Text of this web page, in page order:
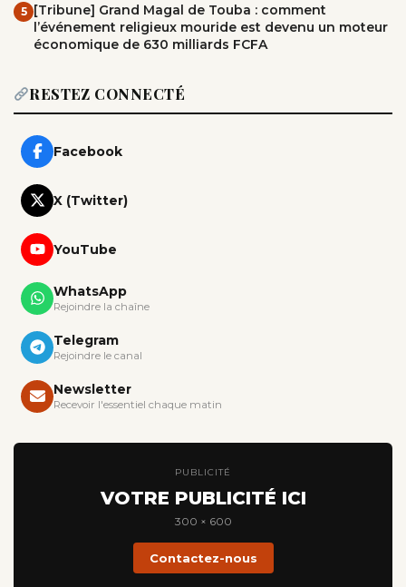
5 [Tribune] Grand Magal de Touba : comment
l’événement religieux mouride est devenu un moteur
économique de 630 milliards FCFA
RESTEZ CONNECTÉ
Facebook
X (Twitter)
YouTube
WhatsApp
Rejoindre la chaîne
Telegram
Rejoindre le canal
Newsletter
Recevoir l'essentiel chaque matin
PUBLICITÉ
VOTRE PUBLICITÉ ICI
300 × 600
Contactez-nous